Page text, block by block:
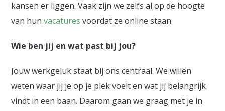
kansen er liggen. Vaak zijn we zelfs al op de hoogte
van hunvacatures voordat ze online staan.
Wie ben jij en wat past bij jou?
Jouw werkgeluk staat bij ons centraal. We willen
weten waar jij je op je plek voelt en wat jij belangrijk
vindt in een baan. Daarom gaan we graag met je in